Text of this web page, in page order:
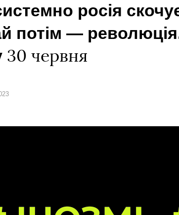
росія
потім ― революція.
30 червня